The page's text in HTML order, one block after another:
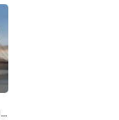
Janis Nikos & Marcella Carin